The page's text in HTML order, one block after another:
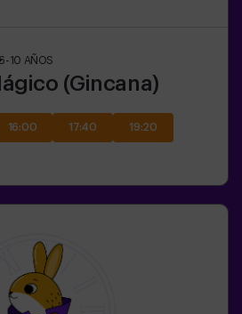
6-10 AÑOS
(Gincana)
16:00 17:40 19:20